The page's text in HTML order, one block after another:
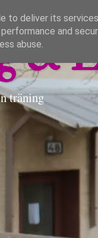
&
träning
to deliver its
and
abuse.